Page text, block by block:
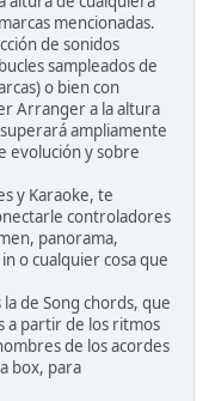
mencionadas.
de sonidos
sampleados de
o bien con
Arranger a la altura
ampliamente
evolución y sobre
y Karaoke, te
controladores
panorama,
o cualquier cosa que
de Song chords, que
a partir de los ritmos
de los acordes
box, para